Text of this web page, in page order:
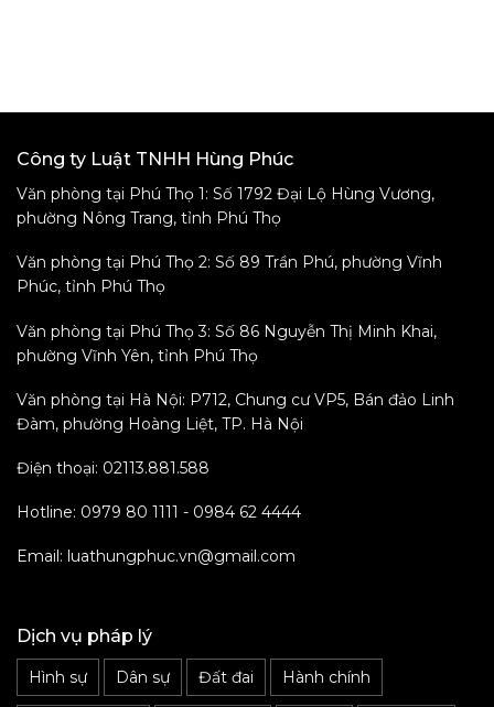
Công ty Luật TNHH Hùng Phúc
Văn phòng tại Phú Thọ 1: Số 1792 Đại Lộ Hùng Vương,
phường Nông Trang, tỉnh Phú Thọ
Văn phòng tại Phú Thọ 2: Số 89 Trần Phú, phường Vĩnh
Phúc, tỉnh Phú Thọ
Văn phòng tại Phú Thọ 3: Số 86 Nguyễn Thị Minh Khai,
phường Vĩnh Yên, tỉnh Phú Thọ
Văn phòng tại Hà Nội: P712, Chung cư VP5, Bán đảo Linh
Đàm, phường Hoàng Liệt, TP. Hà Nội
Điện thoại: 02113.881.588
Hotline: 0979 80 1111 - 0984 62 4444
Email: luathungphuc.vn@gmail.com
Dịch vụ pháp lý
Hình sự Dân sự Đất đai Hành chính